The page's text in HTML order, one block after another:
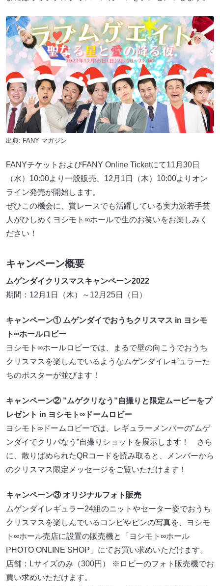
出典: FANY マガジン
FANYチケットおよびFANY Online Ticketにて11月30日
（水）10:00より一般販売、12月1日（木）10:00よりオン
ライン発売が開始します。
ぜひこの機会に、賞レースでも活躍している実力派若手芸
人がひしめくヨシモト∞ホールで生のお笑いをお楽しみく
ださい！
キャンペーン概要
ムゲンダイクリスマスキャンペーン2022
期間：12月1日（木）～12月25日（日）
キャンペーン① ムゲンダイでおうちクリスマス in ヨシモ
ト∞ホールロビー
ヨシモト∞ホールロビーでは、まるで壁の向こうでおうち
クリスマスを楽しんでいるようなムゲンダイレギュラーた
ちのポスターが並びます！
キャンペーン② ”ムゲクリなう”自撮りと限定ムービーをプ
レゼント in ヨシモト∞ドームロビー
ヨシモト∞ドームロビーでは、レギュラーメンバーの”ムゲ
ンダイでクリパなう”自撮りショットを展示します！ さら
に、散りばめられたQRコードを読み取ると、メンバーから
のクリスマス限定メッセージをご覧いただけます！
キャンペーン③ オリジナルフォト販売
ムゲンダイレギュラー24組のニットやセーター姿でおうち
クリスマスを楽しんでいるコンビやピンの写真を、ヨシモ
ト∞ホール売店に設置の販売機と「ヨシモト∞ホール
PHOTO ONLINE SHOP」にてお買い求めいただけます。
店舗：Lサイズのみ（300円） ※ロビーのフォト販売機でお
買い求めいただけます。